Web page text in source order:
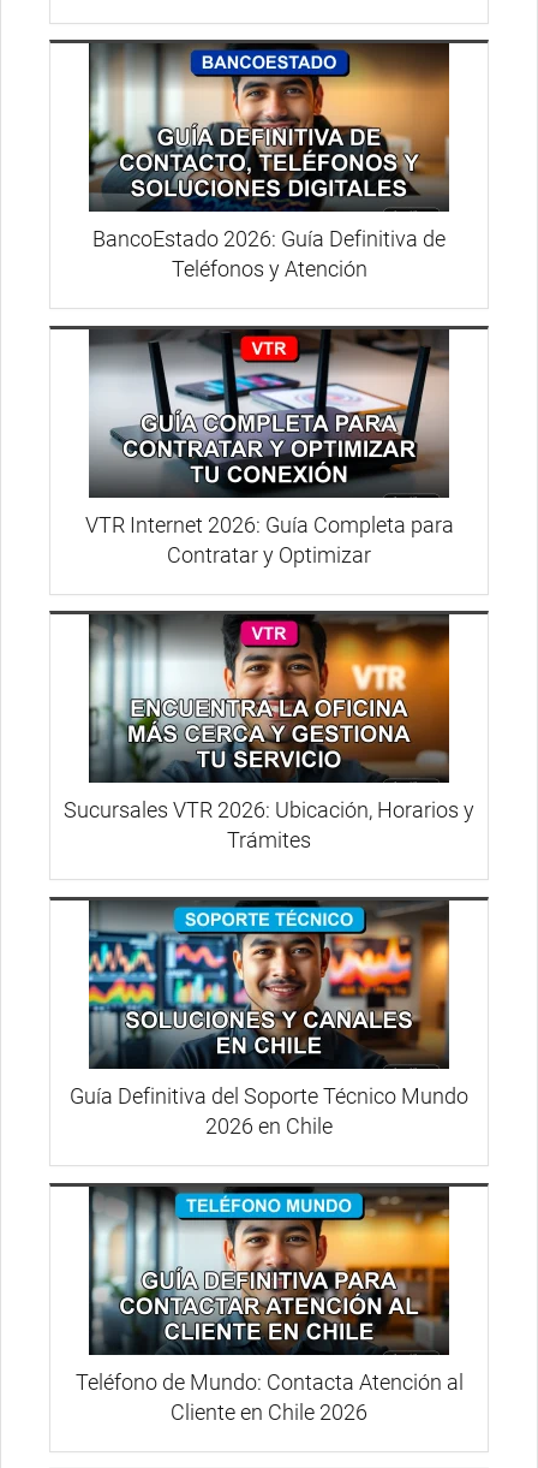
BancoEstado 2026: Guía Definitiva de
Teléfonos y Atención
VTR Internet 2026: Guía Completa para
Contratar y Optimizar
Sucursales VTR 2026: Ubicación, Horarios y
Trámites
Guía Definitiva del Soporte Técnico Mundo
2026 en Chile
Teléfono de Mundo: Contacta Atención al
Cliente en Chile 2026